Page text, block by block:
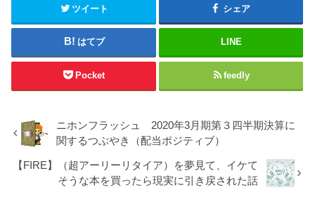
ツイート シェア
はてブ LINE
Pocket feedly
ニホンフラッシュ 2020年3月期第３四半期決算に
関するつぶやき（配当ポジティブ）
【FIRE】（超アーリーリタイア）を夢見て、イケて
そうな本を買ったら現実に引き戻された話